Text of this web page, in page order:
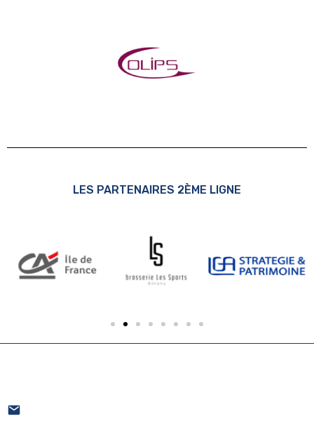
LES PARTENAIRES 2ÈME LIGNE